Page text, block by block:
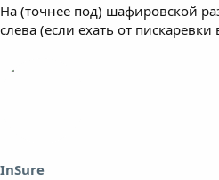
На (точнее под) шафировской
слева (если ехать от
InSure